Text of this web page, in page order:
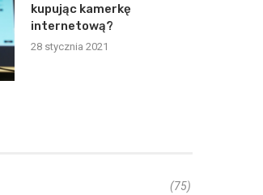
kupując kamerkę
internetową?
28 stycznia 2021
(75)